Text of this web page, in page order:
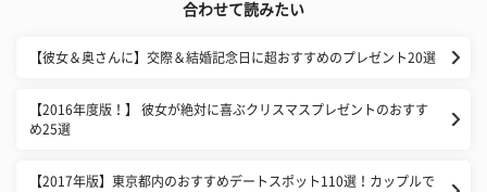
合わせて読みたい
【彼女＆奥さんに】交際＆結婚記念日に超おすすめのプレゼント20選
【2016年度版！】 彼女が絶対に喜ぶクリスマスプレゼントのおすす
め25選
【2017年版】東京都内のおすすめデートスポット110選！カップルで